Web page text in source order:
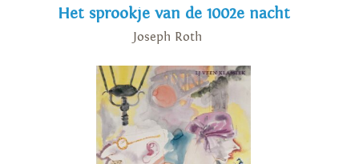
Het sprookje van de 1002e nacht
Joseph Roth